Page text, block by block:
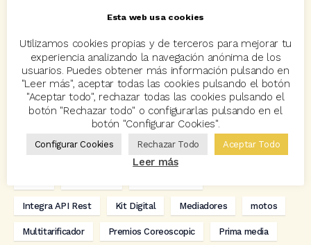
Acuerdos Allianz asisa autos
Avant2 Avant2 Sales Manager ayudas Bcover
Carlos Rovira Codeoscopic Codeoscopic Academy
Codeoscopic Workspace Coverize Decesos
GRC-Broker
Integra API Rest Kit Digital Mediadores motos
Multitarificador Premios Coreoscopic Prima media
Esta web usa cookies
Utilizamos cookies propias y de terceros para mejorar tu
experiencia analizando la navegación anónima de los
usuarios. Puedes obtener más información pulsando en
"Leer más", aceptar todas las cookies pulsando el botón
"Aceptar todo", rechazar todas las cookies pulsando el
botón "Rechazar todo" o configurarlas pulsando en el
botón "Configurar Cookies".
Configurar Cookies Rechazar Todo Aceptar Todo
Leer más